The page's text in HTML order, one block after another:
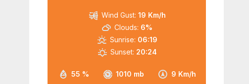
55 % 1010 mb 9 Km/h
Wind Gust: 19 Km/h
Clouds: 6%
Sunrise: 06:19
Sunset: 20:24